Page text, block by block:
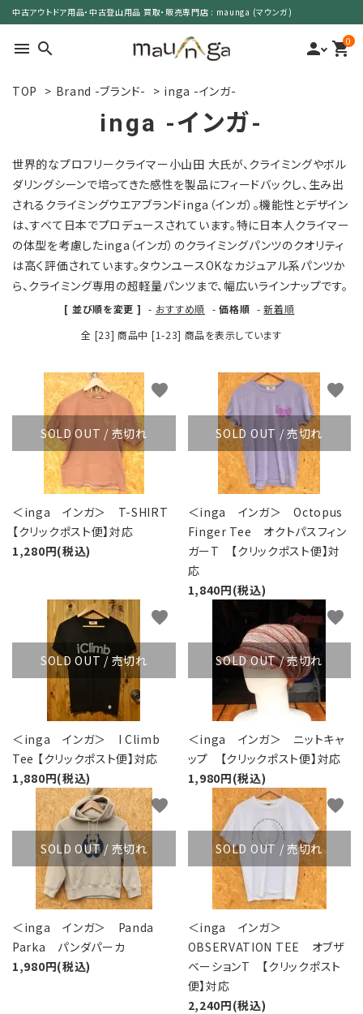
中古アウトドア用品・中古登山用品 買取・販売専門店 : maunga (マウンガ)
menu search person 0
shopping_cart
カテゴリーで選ぶ
サイズで選ぶ
特集で選ぶ
価格で選ぶ
店舗情報
POLICY
INFORMATION
ACCOUNT MENU
ようこそ ゲスト 様
person 新規会員登録
TOP > Brand -ブランド- > inga -インガ-
inga -インガ-
世界的なプロフリークライマー小山田 大氏が、クライミングやボル
ダリングシーンで培ってきた感性を製品にフィードバックし、生み出
されるクライミングウエアブランドinga（インガ）。機能性とデザイン
は、すべて日本でプロデュースされています。特に日本人クライマー
の体型を考慮したinga（インガ）のクライミングパンツのクオリティ
は高く評価されています。タウンユースOKなカジュアル系パンツか
ら、クライミング専用の超軽量パンツまで、幅広いラインナップです。
[ 並び順を変更 ] - おすすめ順 -価格順 -新着順
全 [23] 商品中 [1-23] 商品を表示しています
SOLD OUT / 売切れ
＜inga インガ＞ T-SHIRT
【クリックポスト便】対応
1,280円(税込)
favorite
SOLD OUT / 売切れ
＜inga インガ＞ Octopus
Finger Tee オクトパスフィン
ガーT 【クリックポスト便】対
応
1,840円(税込)
favorite
SOLD OUT / 売切れ
＜inga インガ＞ I Climb
Tee 【クリックポスト便】対応
1,880円(税込)
favorite
SOLD OUT / 売切れ
＜inga インガ＞ ニットキャ
ップ 【クリックポスト便】対応
1,980円(税込)
favorite
SOLD OUT / 売切れ
＜inga インガ＞ Panda
Parka パンダパーカ
1,980円(税込)
favorite
SOLD OUT / 売切れ
＜inga インガ＞
OBSERVATION TEE オブザ
ベーションT 【クリックポスト
便】対応
2,240円(税込)
favorite